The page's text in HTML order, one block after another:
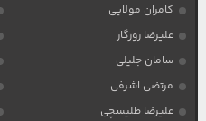
کامران مولایی
علیرضا روزگار
سامان جلیلی
مرتضی اشرفی
علیرضا طلیسچی